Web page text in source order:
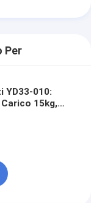
Per
010:
15kg,